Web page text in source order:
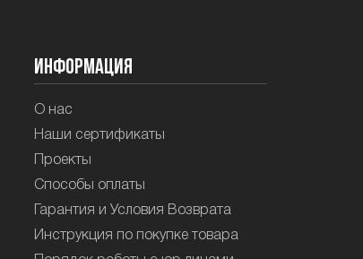
Информация
О нас
Наши сертификаты
Проекты
Способы оплаты
Гарантия и Условия Возврата
Инструкция по покупке товара